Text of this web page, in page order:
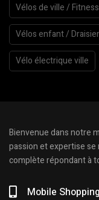
Vélos de ville / Fitness
Vélos enfant /
Vélo électrique ville
Bienvenue dans notre
passion et expertise
complète répondant à
Mobile